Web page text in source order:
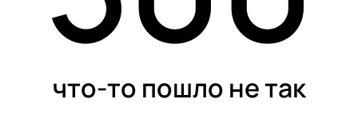
что-то пошло не так